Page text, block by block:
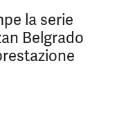
la serie
Belgrado